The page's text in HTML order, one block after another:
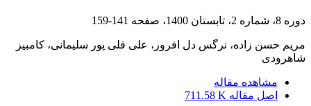
دوره 8، شماره 2، تابستان 1400، صفحه 141-159
مریم حسن زاده، نرگس دل افروز، علی قلی پور سلیمانی، کامبیز
شاهرودی
مشاهده مقاله
اصل مقاله 711.58 K